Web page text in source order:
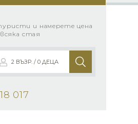
и намерете цена
стая
2 ВЪЗР. / 0 ДЕЦА
017